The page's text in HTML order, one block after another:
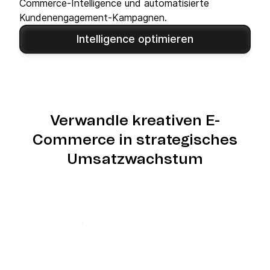
Commerce-Intelligence und automatisierte
Kundenengagement-Kampagnen.
Intelligence optimieren
Verwandle kreativen E-
Commerce in strategisches
Umsatzwachstum